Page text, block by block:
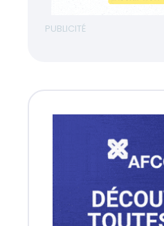
PUBLICITÉ